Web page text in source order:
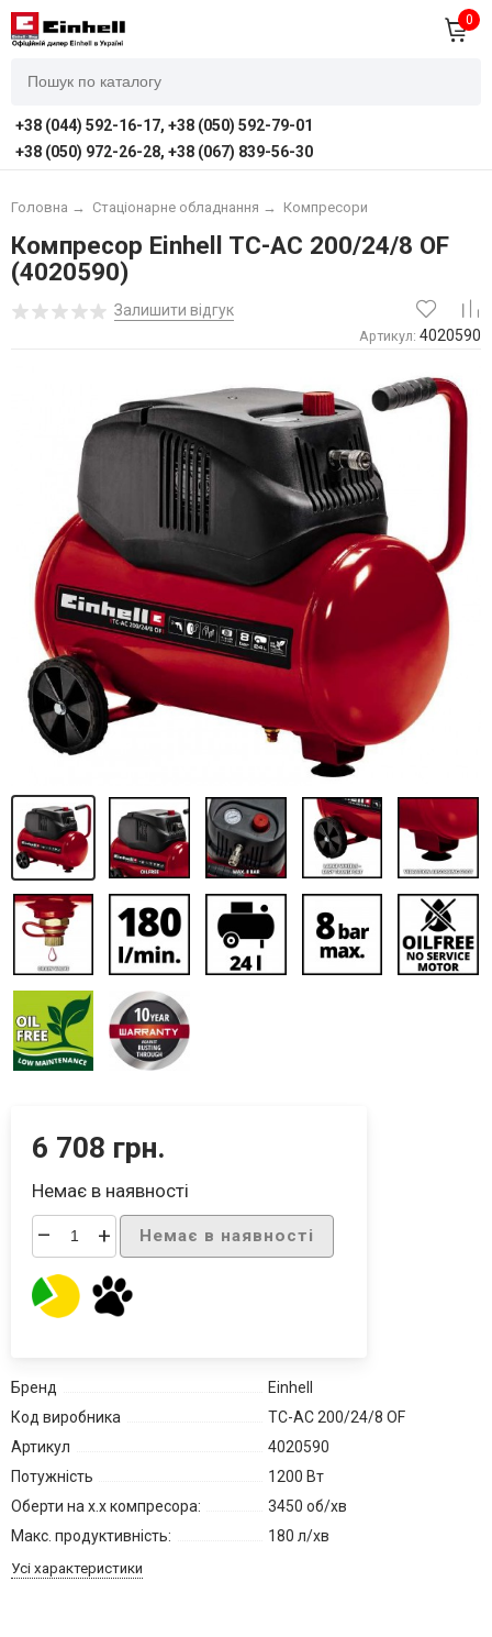
0
+38 (044) 592-16-17, +38 (050) 592-79-01
+38 (050) 972-26-28, +38 (067) 839-56-30
Головна → Стаціонарне обладнання → Компресори
Компресор Einhell TC-AC 200/24/8 OF
(4020590)
Залишити відгук
Артикул: 4020590
6 708 грн.
Немає в наявності
– + Немає в наявності
Бренд
Einhell
Код виробника
TC-AC 200/24/8 OF
Артикул
4020590
Потужність
1200 Вт
Оберти на х.х компресора:
3450 об/хв
Макс. продуктивність:
180 л/хв
Усі характеристики